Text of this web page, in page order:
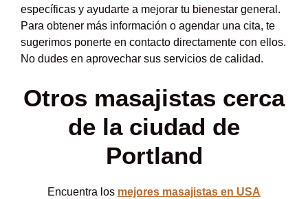
específicas y ayudarte a mejorar tu bienestar general.
Para obtener más información o agendar una cita, te
sugerimos ponerte en contacto directamente con ellos.
No dudes en aprovechar sus servicios de calidad.
Otros masajistas cerca
de la ciudad de
Portland
Encuentra los mejores masajistas en USA